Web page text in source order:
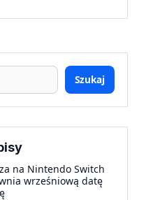
Szukaj
na Nintendo Switch
wrześniową datę